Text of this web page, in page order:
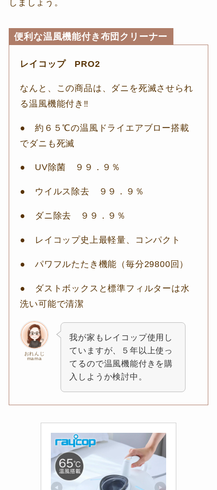
しましょう。
便利な温風機能付き布団クリーナー
レイコップ PRO2
なんと、この商品は、ダニを死滅させられ
る温風機能付き‼
● 約６５℃の温風ドライエアブロー搭載
でダニも死滅
● UV除菌 ９９．９％
● ウイルス除去 ９９．９％
● ダニ除去 ９９．９％
● レイコップ史上最軽量、コンパクト
● パワフルたたき機能（毎分29800回）
● ダストボックスと標準フィルターは水
洗い可能で清潔
おれんじ
mama
我が家もレイコップ使用し
ていますが、５年以上使っ
てるので温風機能付きを購
入しようか検討中。